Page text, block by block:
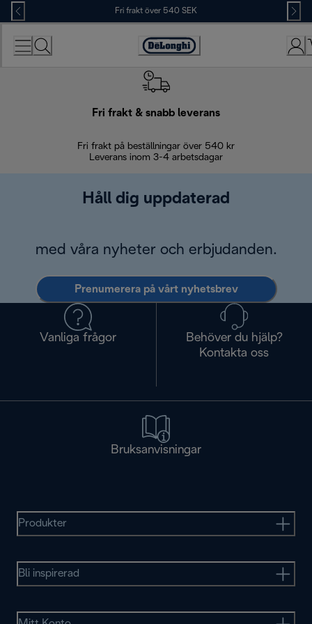
Skip
to
Content
Fri frakt över 540 SEK
Accessibility
Statement
Fri frakt & snabb leverans
Fri frakt på beställningar över 540 kr
Leverans inom 3-4 arbetsdagar
Håll dig uppdaterad
med våra nyheter och erbjudanden.
Prenumerera på vårt nyhetsbrev
Vanliga frågor
Behöver du hjälp?
Kontakta oss
Bruksanvisningar
Produkter
Bli inspirerad